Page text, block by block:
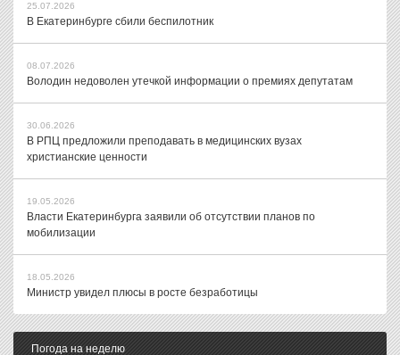
25.07.2026
В Екатеринбурге сбили беспилотник
08.07.2026
Володин недоволен утечкой информации о премиях депутатам
30.06.2026
В РПЦ предложили преподавать в медицинских вузах
христианские ценности
19.05.2026
Власти Екатеринбурга заявили об отсутствии планов по
мобилизации
18.05.2026
Министр увидел плюсы в росте безработицы
Погода на неделю